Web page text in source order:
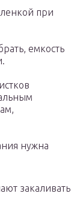
при
емкость
нужна
закаливать